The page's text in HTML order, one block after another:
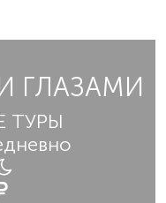
ГЛАЗАМИ
ТУРЫ